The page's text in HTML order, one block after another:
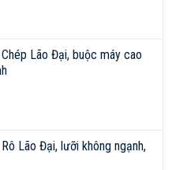
Lão Đại, buộc máy cao
Lão Đại, lưỡi không ngạnh,